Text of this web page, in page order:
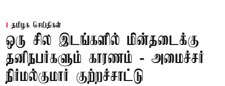
தமிழக செய்திகள்
ஒரு சில இடங்களில் மின்தடைக்கு
தனிநபர்களும் காரணம் - அமைச்சர்
நிர்மல்குமார் குற்றச்சாட்டு